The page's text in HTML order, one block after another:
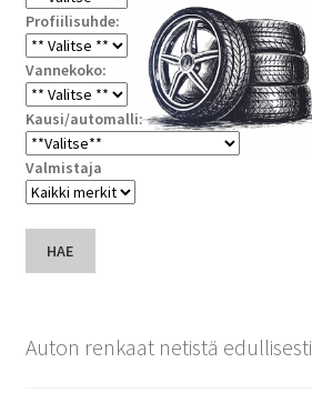
Profiilisuhde:
Vannekoko:
Kausi/automalli:
Valmistaja
HAE
Auton renkaat netistä edullisesti